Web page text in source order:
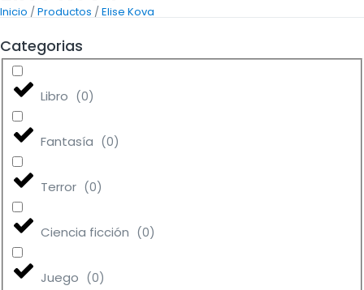
Inicio /Productos /Elise Kova
Categorias
Libro (0)
Fantasía (0)
Terror (0)
Ciencia ficción (0)
Juego (0)